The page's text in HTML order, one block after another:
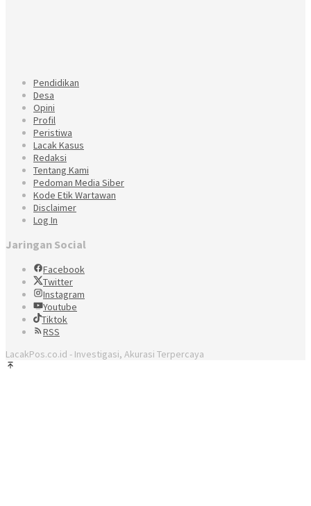
Pendidikan
Desa
Opini
Profil
Peristiwa
Lacak Kasus
Redaksi
Tentang Kami
Pedoman Media Siber
Kode Etik Wartawan
Disclaimer
Log In
Jaringan Social
Facebook
Twitter
Instagram
Youtube
Tiktok
RSS
LacakPos.co.id - Investigasi, Akurasi Terpercaya